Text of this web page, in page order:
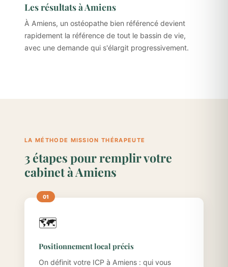
Les résultats à Amiens
À Amiens, un ostéopathe bien référencé devient
rapidement la référence de tout le bassin de vie,
avec une demande qui s'élargit progressivement.
LA MÉTHODE MISSION THÉRAPEUTE
3 étapes pour remplir votre
cabinet à Amiens
🗺️
Positionnement local précis
On définit votre ICP à Amiens : qui vous